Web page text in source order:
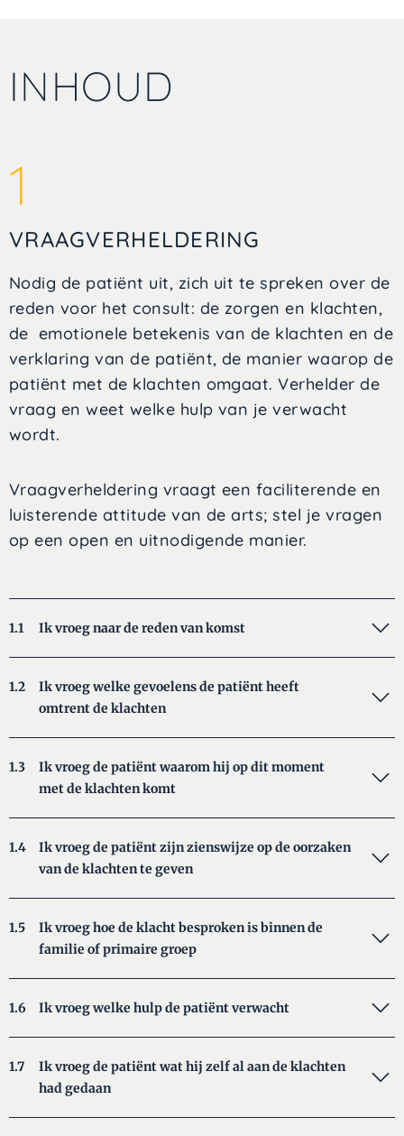
INHOUD
1
VRAAGVERHELDERING
Nodig de patiënt uit, zich uit te spreken over de
reden voor het consult: de zorgen en klachten,
de emotionele betekenis van de klachten en de
verklaring van de patiënt, de manier waarop de
patiënt met de klachten omgaat. Verhelder de
vraag en weet welke hulp van je verwacht
wordt.
Vraagverheldering vraagt een faciliterende en
luisterende attitude van de arts; stel je vragen
op een open en uitnodigende manier.
1.1 Ik vroeg naar de reden van komst
1.2
Ik vroeg welke gevoelens de patiënt heeft
omtrent de klachten
1.3
Ik vroeg de patiënt waarom hij op dit moment
met de klachten komt
1.4
Ik vroeg de patiënt zijn zienswijze op de oorzaken
van de klachten te geven
1.5
Ik vroeg hoe de klacht besproken is binnen de
familie of primaire groep
1.6 Ik vroeg welke hulp de patiënt verwacht
1.7
Ik vroeg de patiënt wat hij zelf al aan de klachten
had gedaan